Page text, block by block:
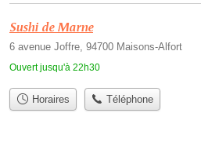
Sushi de Marne
6 avenue Joffre, 94700 Maisons-Alfort
Ouvert jusqu'à 22h30
Horaires Téléphone